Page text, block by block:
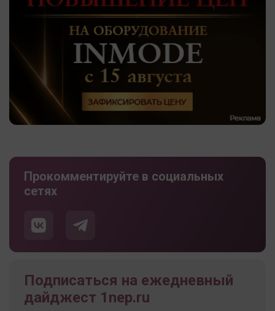
Прокомментируйте в социальных
сетях
Подписаться на ежедневный
дайджест 1nep.ru